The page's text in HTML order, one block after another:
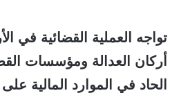
تواجه العملية القضائية في
أركان العدالة ومؤسسات
الحاد في الموارد المالية